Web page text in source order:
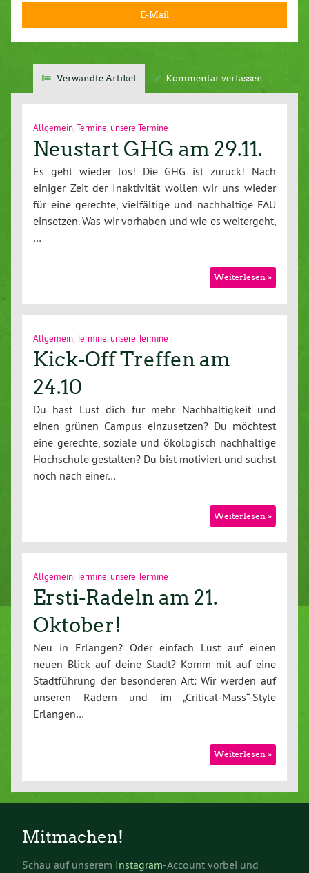
E-Mail
Verwandte Artikel Kommentar verfassen
Allgemein Termine unsere Termine
Neustart GHG am 29.11.
Es geht wieder los! Die GHG ist zurück! Nach
einiger Zeit der Inaktivität wollen wir uns wieder
für eine gerechte, vielfältige und nachhaltige FAU
einsetzen. Was wir vorhaben und wie es weitergeht,
…
Weiterlesen »
Allgemein Termine unsere Termine
Kick-Off Treffen am
24.10
Du hast Lust dich für mehr Nachhaltigkeit und
einen grünen Campus einzusetzen? Du möchtest
eine gerechte, soziale und ökologisch nachhaltige
Hochschule gestalten? Du bist motiviert und suchst
noch nach einer…
Weiterlesen »
Allgemein,Termine,unsere Termine
Ersti-Radeln am 21.
Oktober!
Neu in Erlangen? Oder einfach Lust auf einen
neuen Blick auf deine Stadt? Komm mit auf eine
Stadtführung der besonderen Art: Wir werden auf
unseren Rädern und im „Critical-Mass“-Style
Erlangen…
Weiterlesen »
Mitmachen!
Schau auf unserem Instagram-Account vorbei und